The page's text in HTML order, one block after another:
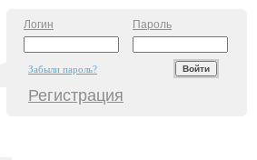
Логин Пароль
Забыли пароль?
Регистрация